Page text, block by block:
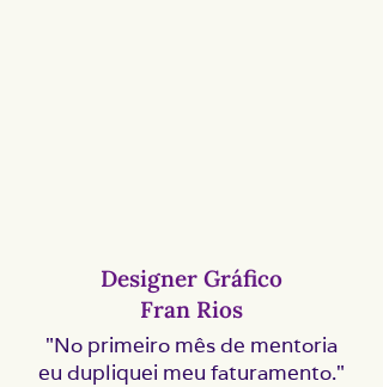
Designer Gráfico
Fran Rios
"No primeiro mês de mentoria
eu dupliquei meu faturamento."